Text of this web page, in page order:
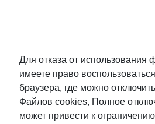
Для отказа от использования
имеете право
браузера, где можно
Файлов cookies, Полное
может привести к